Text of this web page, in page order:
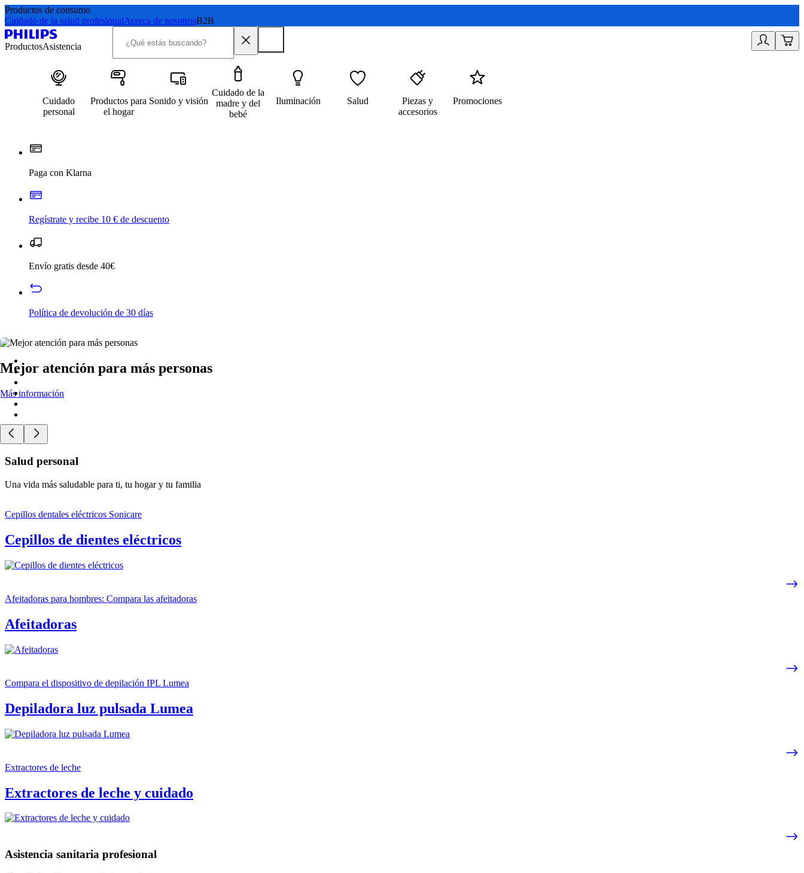
Productos de consumo
Cuidado de la salud profesionalAcerca de nosotrosB2B
ProductosAsistencia
Cuidado
personal
Productos para
el hogar
Sonido y visión
Cuidado de la
madre y del
bebé
Iluminación Salud
Piezas y
accesorios
Promociones
Paga con Klarna
Regístrate y recibe 10 € de descuento
Envío gratis desde 40€
Política de devolución de 30 días
Mejor atención para más personas
Más información
Salud personal
Una vida más saludable para ti, tu hogar y tu familia
Cepillos dentales eléctricos Sonicare
Cepillos de dientes eléctricos
Afeitadoras para hombres: Compara las afeitadoras
Afeitadoras
Compara el dispositivo de depilación IPL Lumea
Depiladora luz pulsada Lumea
Extractores de leche
Extractores de leche y cuidado
Asistencia sanitaria profesional